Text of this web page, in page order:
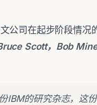
公司在起步阶段情况
Scott，Bob
IBM的研究杂志，这